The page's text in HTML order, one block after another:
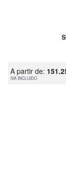
A partir de:
IVA INCLUIDO